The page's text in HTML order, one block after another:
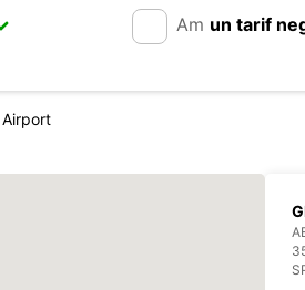
Am un tarif
Airport